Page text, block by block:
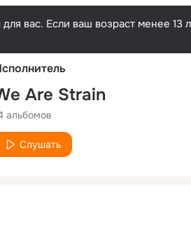
вас. Если ваш возраст менее 13
Are Strain
альбомов
Слушать